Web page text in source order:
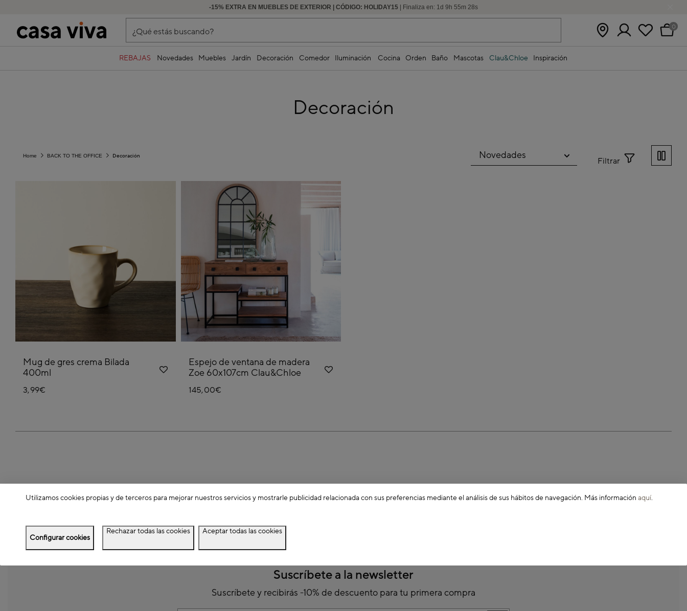
-15% EXTRA EN MUEBLES DE EXTERIOR | CÓDIGO: HOLIDAY15 | Finaliza en: 1d 9 h 55m 28s
HASTA -60% DE DESCUENTO | SEGUNDAS REBAJAS
¿Qué estás buscando? 0
REBAJAS Novedades Muebles Jardín Decoración Comedor Iluminación Cocina Orden Baño Mascotas Clau&Chloe Inspiración
Decoración
Decoración
BACK TO THE OFFICE
Home
Filtrar
Mug de gres crema Bilada
400ml
3,99€
Espejo de ventana de madera
Zoe 60x107cm Clau&Chloe
145,00€
Suscríbete a la newsletter
Suscríbete y recibirás -10% de descuento para tu primera compra
Utilizamos cookies propias y de terceros para mejorar nuestros servicios y mostrarle publicidad relacionada con sus preferencias mediante el análisis de sus hábitos de navegación. Más información aquí.
Configurar cookies
Rechazar todas las cookies Aceptar todas las cookies